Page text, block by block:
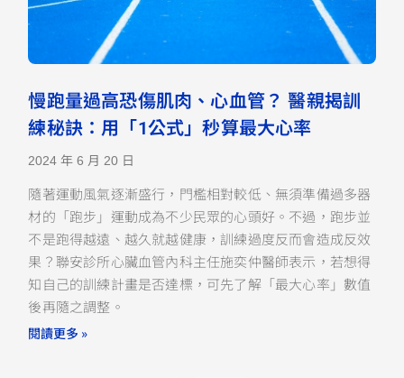
慢跑量過高恐傷肌肉、心血管？ 醫親揭訓
練秘訣：用「1公式」秒算最大心率
2024 年 6 月 20 日
隨著運動風氣逐漸盛行，門檻相對較低、無須準備過多器
材的「跑步」運動成為不少民眾的心頭好。不過，跑步並
不是跑得越遠、越久就越健康，訓練過度反而會造成反效
果？聯安診所心臟血管內科主任施奕仲醫師表示，若想得
知自己的訓練計畫是否達標，可先了解「最大心率」數值
後再隨之調整。
閱讀更多 »